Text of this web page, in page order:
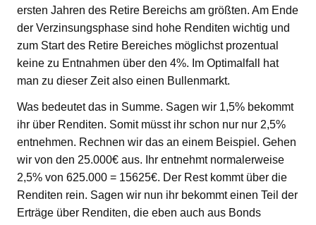
ersten Jahren des Retire Bereichs am größten. Am Ende
der Verzinsungsphase sind hohe Renditen wichtig und
zum Start des Retire Bereiches möglichst prozentual
keine zu Entnahmen über den 4%. Im Optimalfall hat
man zu dieser Zeit also einen Bullenmarkt.
Was bedeutet das in Summe. Sagen wir 1,5% bekommt
ihr über Renditen. Somit müsst ihr schon nur nur 2,5%
entnehmen. Rechnen wir das an einem Beispiel. Gehen
wir von den 25.000€ aus. Ihr entnehmt normalerweise
2,5% von 625.000 = 15625€. Der Rest kommt über die
Renditen rein. Sagen wir nun ihr bekommt einen Teil der
Erträge über Renditen, die eben auch aus Bonds